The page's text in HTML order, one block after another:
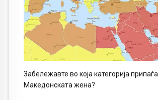
Забележавте во која категорија припаѓа
Македонската жена?